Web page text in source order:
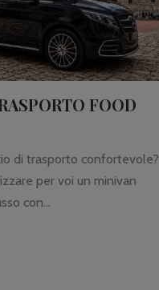
FOOD
di trasporto confortevole?
per voi un minivan
con...